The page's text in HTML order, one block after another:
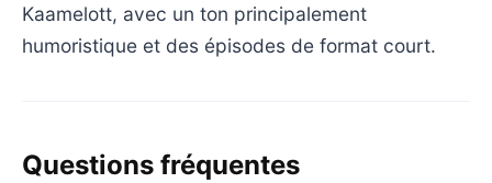
Kaamelott, avec un ton principalement
humoristique et des épisodes de format court.
Questions fréquentes